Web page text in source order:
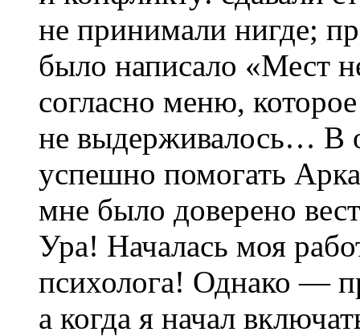
не принимали нигде;
было написало «Мест
согласно меню,
не выдерживалось… В
успешно помогать
мне было доверено
Ура! Началась моя
психолога! Однако —
а когда я начал